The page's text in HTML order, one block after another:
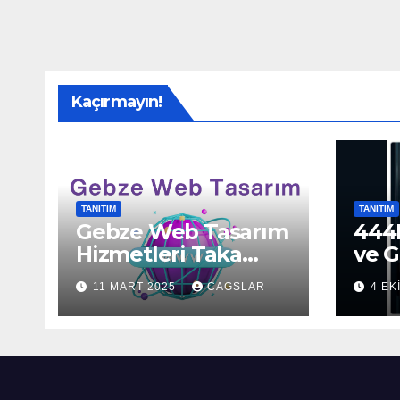
Kaçırmayın!
TANITIM
Gebze Web Tasarım
Hizmetleri Taka
Bilişim’de!
11 MART 2025 CAGSLAR
TANITIM
ve
4